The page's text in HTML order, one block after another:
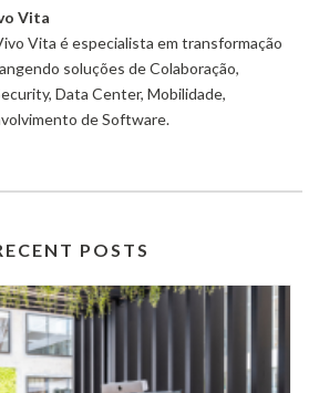
Vita
Vita é especialista em transformação
soluções de Colaboração,
Data Center, Mobilidade,
de Software.
POSTS